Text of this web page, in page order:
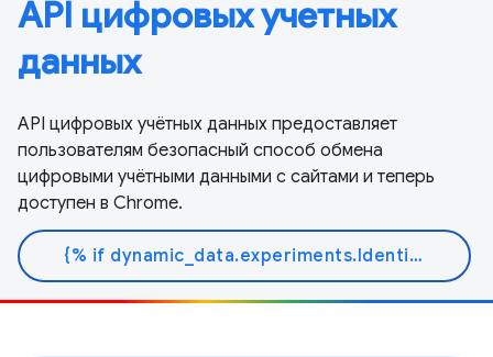
API цифровых учетных
данных
API цифровых учётных данных предоставляет
пользователям безопасный способ обмена
цифровыми учётными данными с сайтами и теперь
доступен в Chrome.
{% if dynamic_data.experiments.IdentityButtonTextFeature.button_variant == 'variant_a' %}Узнать больше{% else %}Читать документ{% endif %}